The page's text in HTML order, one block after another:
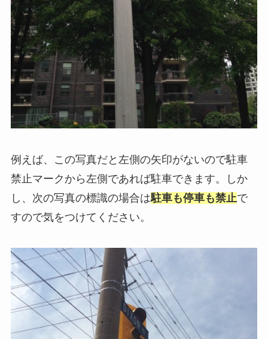
例えば、この写真だと左側の矢印がないので駐車
禁止マークから左側であれば駐車できます。しか
し、次の写真の標識の場合は駐車も停車も禁止で
すので気をつけてください。